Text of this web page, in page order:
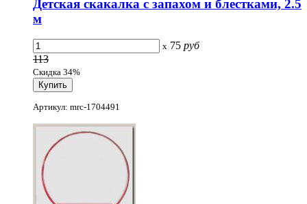
Детская скакалка с запахом и блестками, 2.5
м
x 75 руб
113
Скидка 34%
Артикул: mrc-1704491